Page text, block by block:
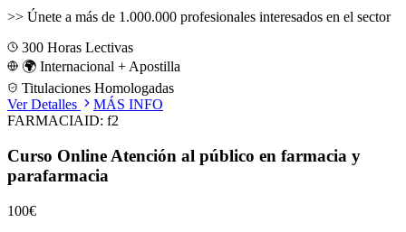
>> Únete a más de 1.000.000 profesionales interesados en el sector
300 Horas Lectivas
🌍 Internacional + Apostilla
Titulaciones Homologadas
Ver Detalles
MÁS INFO
FARMACIAID: f2
Curso Online Atención al público en farmacia y
parafarmacia
100€